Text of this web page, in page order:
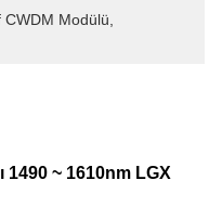
CWDM Modülü
1490 ~ 1610nm LGX